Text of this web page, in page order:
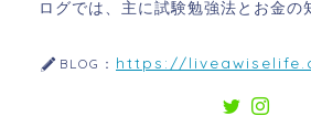
ログでは、主に試験勉強法とお金の
BLOG： https://